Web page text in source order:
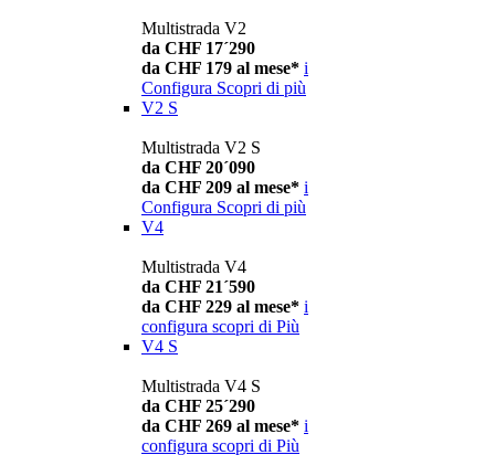
Multistrada V2
da CHF 17´290
da CHF 179 al mese* i
Configura Scopri di più
V2 S
Multistrada V2 S
da CHF 20´090
da CHF 209 al mese* i
Configura Scopri di più
V4
Multistrada V4
da CHF 21´590
da CHF 229 al mese* i
configura scopri di Più
V4 S
Multistrada V4 S
da CHF 25´290
da CHF 269 al mese* i
configura scopri di Più